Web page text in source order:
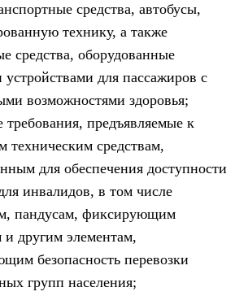
средства, автобусы,
технику, а также
средства, оборудованные
для пассажиров с
возможностями здоровья;
требования, предъявляемые к
техническим средствам,
для обеспечения доступности
инвалидов, в том числе
пандусам, фиксирующим
и другим элементам,
безопасность перевозки
групп населения;